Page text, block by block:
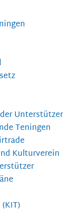
Unterstützer
Teningen
Kulturverein